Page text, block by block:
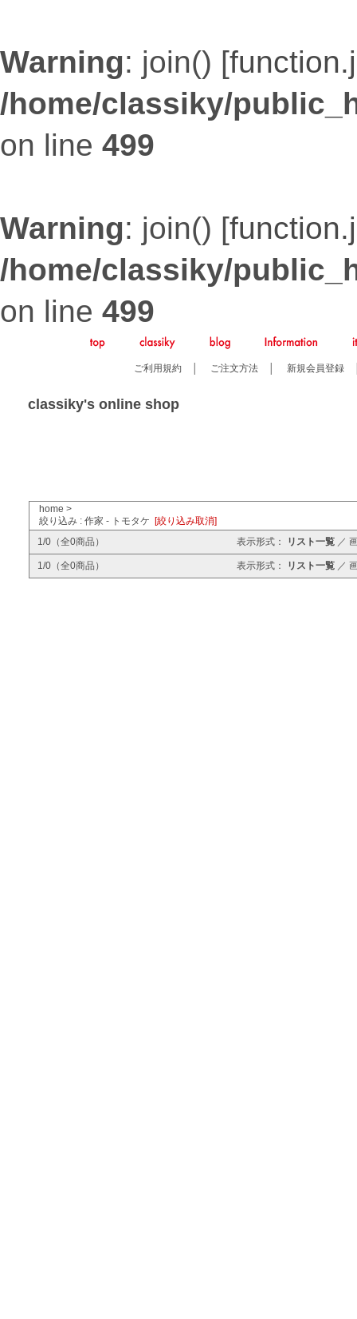
Warning: join() [
/home/classiky/
on line 499
Warning: join() [
/home/classiky/
on line 499
ご利用規約│ ご注文方法│ 新規会員登録
classiky's online shop
home >
絞り込み : 作家 - トモタケ [絞り込み取消]
1/0（全0商品）
表示形式： リスト一覧 ／
1/0（全0商品） 表示形式： リスト一覧 ／